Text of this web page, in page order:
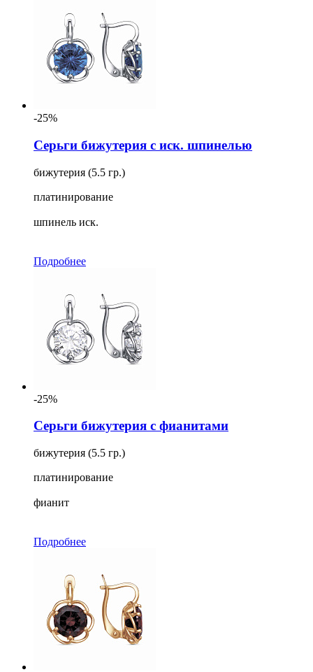
-25%
Серьги бижутерия с иск. шпинелью
бижутерия (5.5 гр.)
платинирование
шпинель иск.
Подробнее
-25%
Серьги бижутерия с фианитами
бижутерия (5.5 гр.)
платинирование
фианит
Подробнее